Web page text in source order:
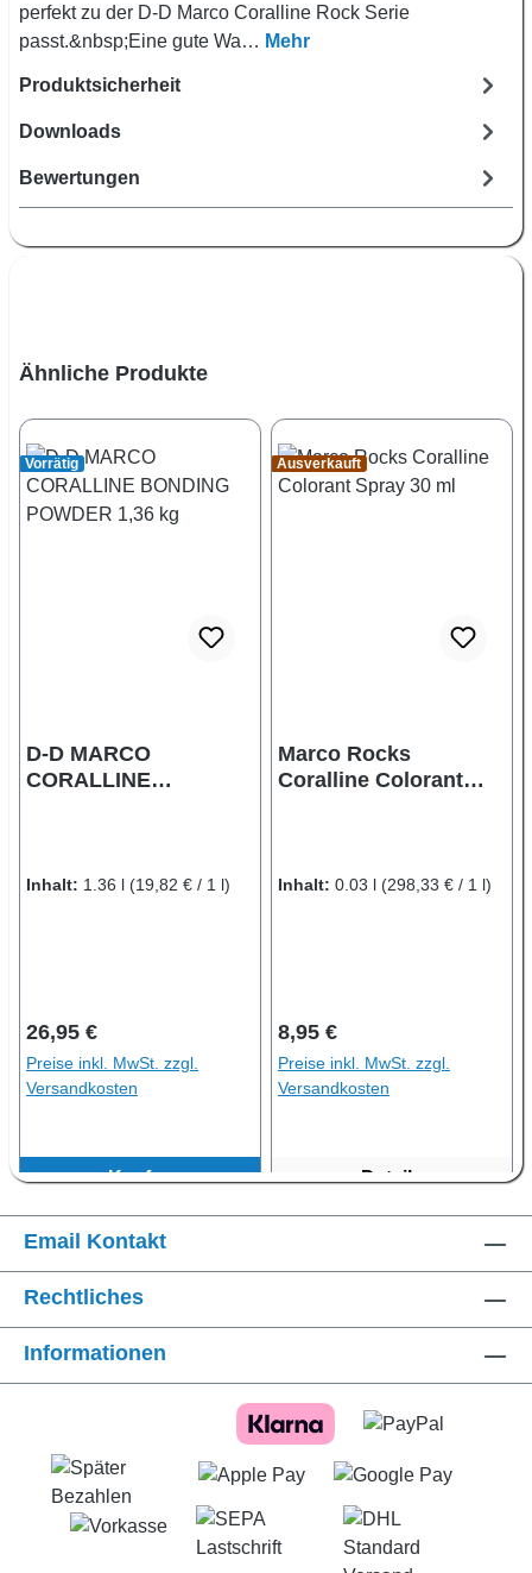
perfekt zu der D-D Marco Coralline Rock Serie
passt.&nbsp;Eine gute Wa… Mehr
Produktsicherheit
Downloads
Bewertungen
Produktgalerie überspringen
Ähnliche Produkte
Vorrätig
D-D MARCO
CORALLINE
Inhalt: 1.36 l (19,82 € / 1 l)
Regulärer Preis:
26,95 €
Preise inkl. MwSt. zzgl.
Versandkosten
Kaufen
Ausverkauft
Marco Rocks
Coralline Colorant
Inhalt: 0.03 l (298,33 € / 1 l)
Regulärer Preis:
8,95 €
Preise inkl. MwSt. zzgl.
Versandkosten
Details
Email Kontakt
Rechtliches
Informationen